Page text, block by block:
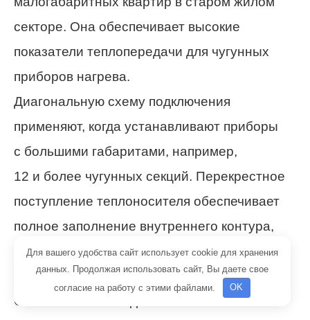
секторе. Она обеспечивает высокие
показатели теплопередачи для чугунных
приборов нагрева.
Диагональную схему подключения
применяют, когда устанавливают приборы
с большими габаритами, например,
12 и более чугунных секций. Перекрестное
поступление теплоносителя обеспечивает
полное заполнение внутреннего контура,
тем самым повышая теплоотдачу и снижая
тепловые потери.
Схемы нижнего подключения больше
Для вашего удобства сайт использует cookie для хранения
данных. Продолжая использовать сайт, Вы даете свое
согласие на работу с этими файлами.
OK